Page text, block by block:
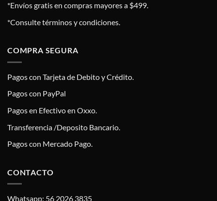
*Envíos gratis en compras mayores a $499.
*Consulte términos y condiciones.
COMPRA SEGURA
Pagos con Tarjeta de Debito y Crédito.
Pagos con PayPal
Pagos en Efectivo en Oxxo.
Transferencia /Deposito Bancario.
Pagos con Mercado Pago.
CONTACTO
Whatsapp: 56 2026 3835